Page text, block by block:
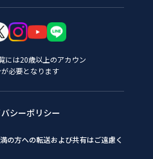
には20歳以上のアカウン
必要となります
シーポリシー
の方への転送および共有はご遠慮く